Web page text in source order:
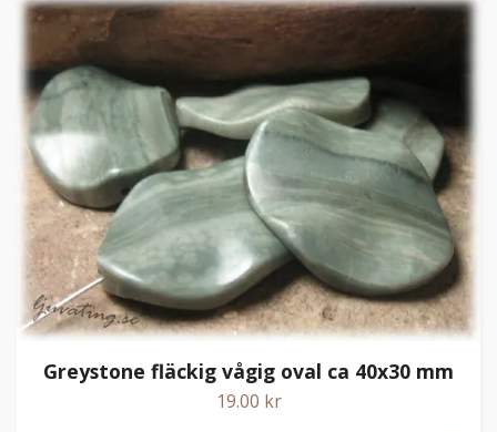
Greystone fläckig vågig oval ca 40x30 mm
19.00 kr